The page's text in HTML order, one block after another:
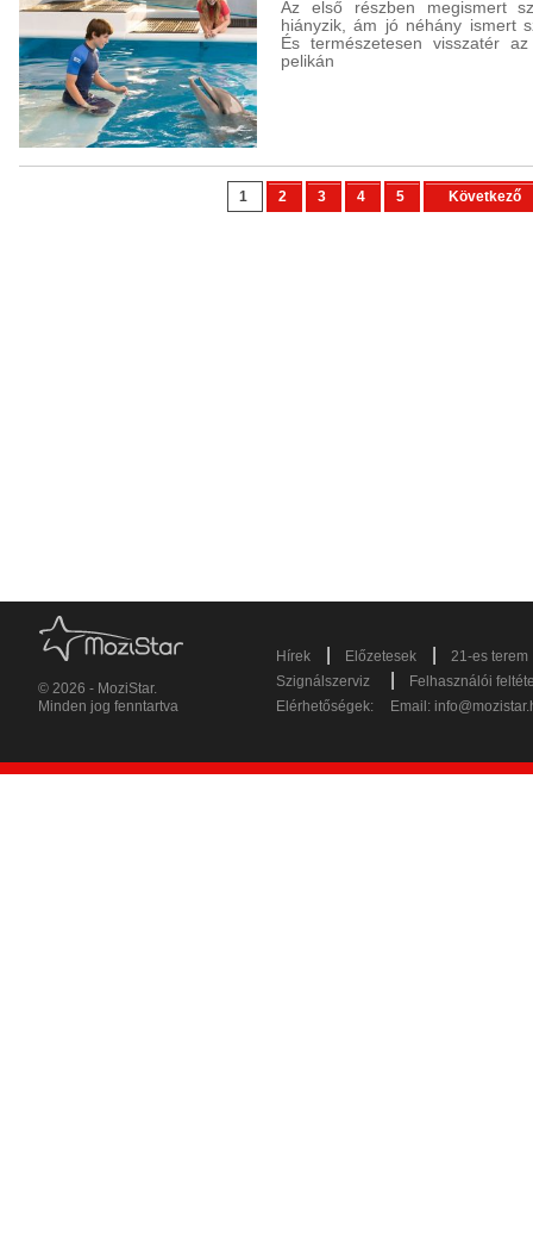
Az első részben megismert
hiányzik, ám jó néhány ismert
És természetesen visszatér
pelikán
1 2 3 4 5 Következő
© 2026 - MoziStar.
Minden jog fenntartva
Hírek Előzetesek
21-es terem
Szignálszerviz
Felhasználói
Elérhetőségek:
Email: